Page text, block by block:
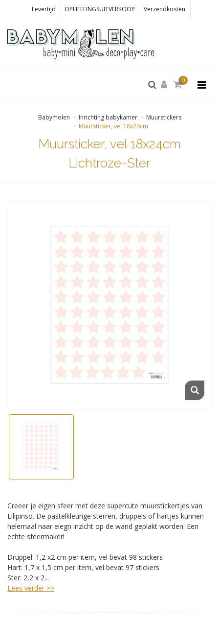
Levertijd OPHEFFINGSUITVERKOOP Verzendkosten
0
Babymolen Inrichting babykamer
Muurstickers
Muursticker, vel 18x24cm
Muursticker, vel 18x24cm
Lichtroze-Ster
Creeer je eigen sfeer met deze supercute muurstickertjes van
Lilipinso. De pastelkleurige sterren, druppels of hartjes kunnen
helemaal naar eiegn inzicht op de wand geplakt worden. Een
echte sfeermaker!
Druppel: 1,2 x2 cm per item, vel bevat 98 stickers
Hart: 1,7 x 1,5 cm per item, vel bevat 97 stickers
Ster: 2,2 x 2...
Lees verder >>